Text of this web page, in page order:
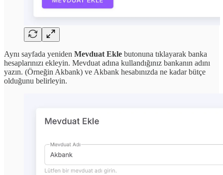
Aynı sayfada yeniden Mevduat Ekle butonuna tıklayarak banka
hesaplarınızı ekleyin. Mevduat adına kullandığınız bankanın adını
yazın. (Örneğin Akbank) ve Akbank hesabınızda ne kadar bütçe
olduğunu belirleyin.